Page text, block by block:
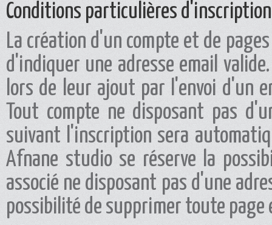
Conditions particulières d'inscription
La création d'un compte et de
d'indiquer une adresse email
lors de leur ajout par l'envoi d'un
Tout compte ne disposant pas
suivant l'inscription sera
Afnane studio se réserve la
associé ne disposant pas d'une
possibilité de supprimer toute